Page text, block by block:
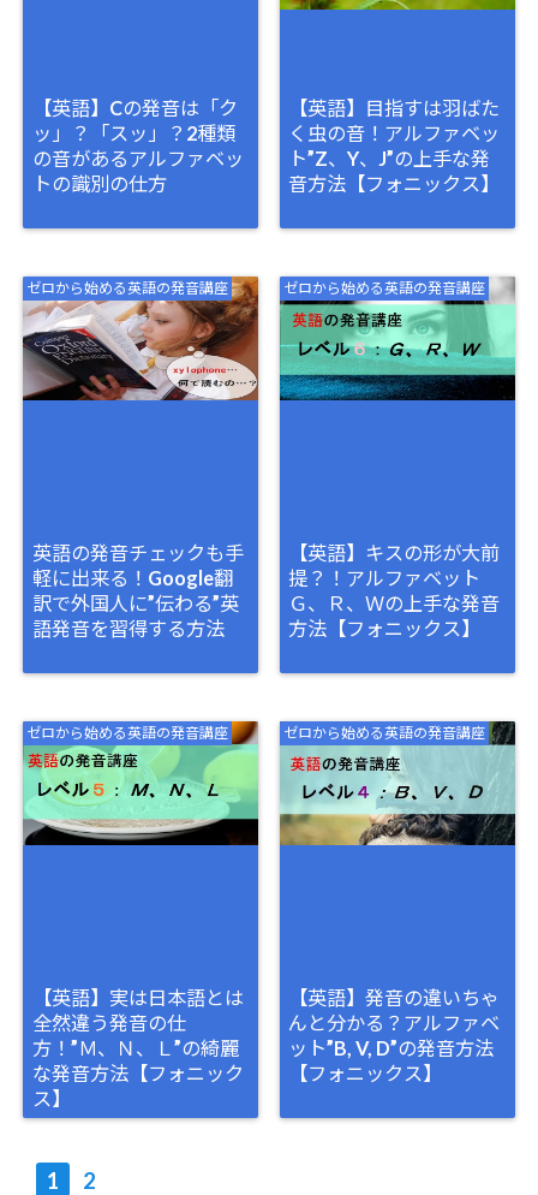
【英語】Cの発音は「ク
ッ」？「スッ」？2種類
の音があるアルファベッ
トの識別の仕方
【英語】目指すは羽ばた
く虫の音！アルファベッ
ト”Z、Y、J”の上手な発
音方法【フォニックス】
ゼロから始める英語の発音講座
英語の発音チェックも手
軽に出来る！Google翻
訳で外国人に”伝わる”英
語発音を習得する方法
ゼロから始める英語の発音講座
【英語】キスの形が大前
提？！アルファベット
Ｇ、Ｒ、Ｗの上手な発音
方法【フォニックス】
ゼロから始める英語の発音講座
【英語】実は日本語とは
全然違う発音の仕
方！”Ｍ、Ｎ、Ｌ”の綺麗
な発音方法【フォニック
ス】
ゼロから始める英語の発音講座
【英語】発音の違いちゃ
んと分かる？アルファベ
ット”B, V, D”の発音方法
【フォニックス】
1 2